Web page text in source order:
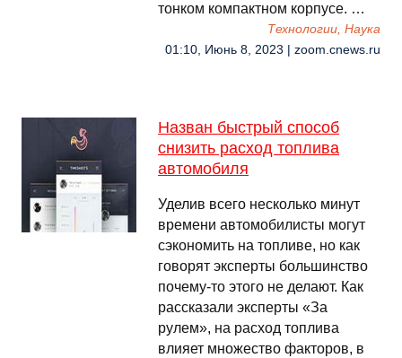
тонком компактном корпусе. …
Технологии, Наука
01:10, Июнь 8, 2023 | zoom.cnews.ru
Назван быстрый способ
снизить расход топлива
автомобиля
Уделив всего несколько минут
времени автомобилисты могут
сэкономить на топливе, но как
говорят эксперты большинство
почему-то этого не делают. Как
рассказали эксперты «За
рулем», на расход топлива
влияет множество факторов, в